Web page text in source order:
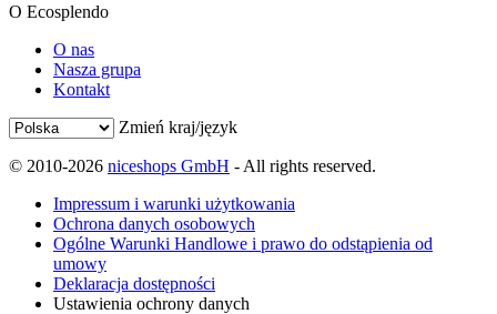
O Ecosplendo
O nas
Nasza grupa
Kontakt
Zmień kraj/język
© 2010-2026 niceshops GmbH - All rights reserved.
Impressum i warunki użytkowania
Ochrona danych osobowych
Ogólne Warunki Handlowe i prawo do odstąpienia od
umowy
Deklaracja dostępności
Ustawienia ochrony danych